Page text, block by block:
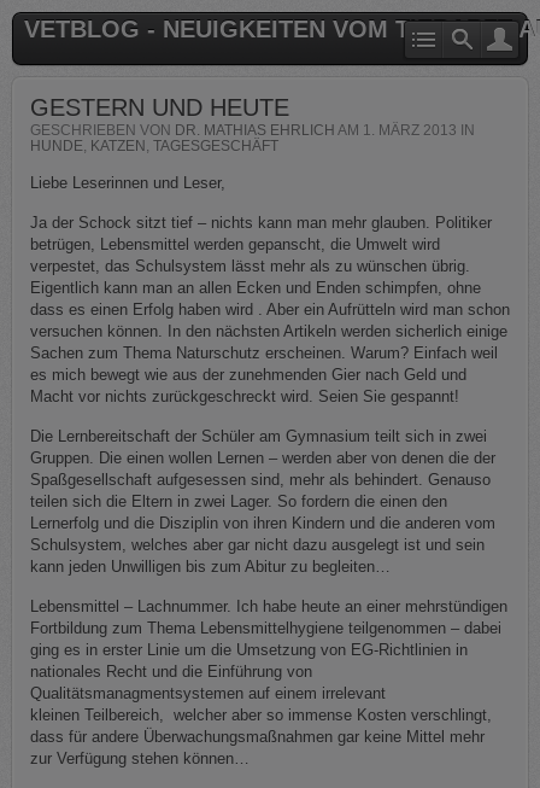
VETBLOG - NEUIGKEITEN VOM TIERARZT
GESTERN UND HEUTE
GESCHRIEBEN VON DR. MATHIAS EHRLICH AM 1. MÄRZ 2013 IN
HUNDE, KATZEN , TAGESGESCHÄFT
Liebe Leserinnen und Leser,
Ja der Schock sitzt tief – nichts kann man mehr glauben. Politiker
betrügen, Lebensmittel werden gepanscht, die Umwelt wird
verpestet, das Schulsystem lässt mehr als zu wünschen übrig.
Eigentlich kann man an allen Ecken und Enden schimpfen, ohne
dass es einen Erfolg haben wird . Aber ein Aufrütteln wird man schon
versuchen können. In den nächsten Artikeln werden sicherlich einige
Sachen zum Thema Naturschutz erscheinen. Warum? Einfach weil
es mich bewegt wie aus der zunehmenden Gier nach Geld und
Macht vor nichts zurückgeschreckt wird. Seien Sie gespannt!
Die Lernbereitschaft der Schüler am Gymnasium teilt sich in zwei
Gruppen. Die einen wollen Lernen – werden aber von denen die der
Spaßgesellschaft aufgesessen sind, mehr als behindert. Genauso
teilen sich die Eltern in zwei Lager. So fordern die einen den
Lernerfolg und die Disziplin von ihren Kindern und die anderen vom
Schulsystem, welches aber gar nicht dazu ausgelegt ist und sein
kann jeden Unwilligen bis zum Abitur zu begleiten…
Lebensmittel – Lachnummer. Ich habe heute an einer mehrstündigen
Fortbildung zum Thema Lebensmittelhygiene teilgenommen – dabei
ging es in erster Linie um die Umsetzung von EG-Richtlinien in
nationales Recht und die Einführung von
Qualitätsmanagmentsystemen auf einem irrelevant
kleinen Teilbereich, welcher aber so immense Kosten verschlingt,
dass für andere Überwachungsmaßnahmen gar keine Mittel mehr
zur Verfügung stehen können…